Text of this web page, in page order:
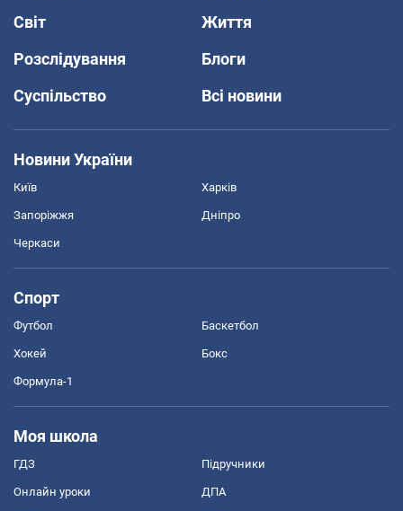
Світ
Життя
Розслідування
Блоги
Суспільство
Всі новини
Новини України
Київ Харків
Запоріжжя Дніпро
Черкаси
Спорт
Футбол Баскетбол
Хокей Бокс
Формула-1
Моя школа
ГДЗ Підручники
Онлайн уроки ДПА